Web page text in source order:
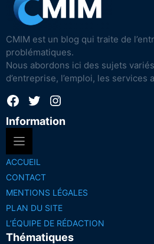
CMIM est un blog qui traite de
problématiques.
Nous abordons ici des sujets
d’entreprise, l’emploi, les services
Facebook
TwitterInstagram
Information
ACCUEIL
CONTACT
MENTIONS LÉGALES
PLAN DU SITE
L’ÉQUIPE DE RÉDACTION
Thématiques